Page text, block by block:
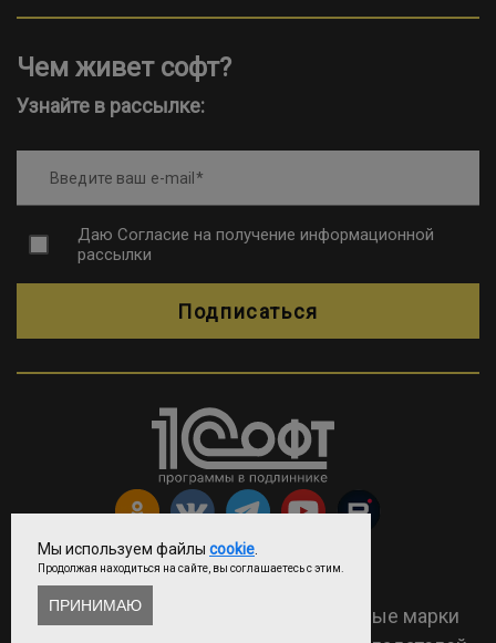
Чем живет софт?
Узнайте в рассылке:
Введите ваш e-mail
Даю Согласие на получение информационной
рассылки
Подписаться
Copyright © ООО «Софтехно»
2026 Все права защищены. Все торговые марки
Мы используем файлы cookie
Продолжая находиться на сайте, вы соглашаетесь с этим.
ПРИНИМАЮ